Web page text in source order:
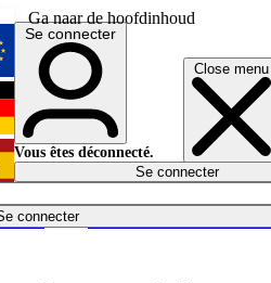
Ga naar de hoofdinhoud
Close menu
connecter
English
Deutsch
Español
Se connecter
Vous êtes déconnecté.
Se connecter